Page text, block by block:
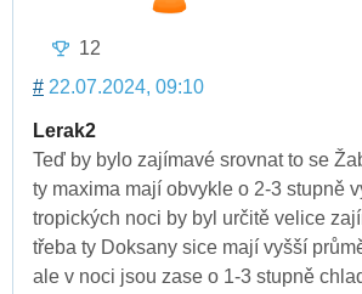
12
# 22.07.2024, 09:10
Lerak2
Teď by bylo zajímavé srovnat to se
ty maxima mají obvykle o 2-3 stupně
tropických noci by byl určitě velice
třeba ty Doksany sice mají vyšší
ale v noci jsou zase o 1-3 stupně